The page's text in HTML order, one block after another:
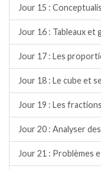
Jour 15 :
Jour 16 : Tableaux et
Jour 17 : Les
Jour 18 : Le cube et
Jour 19 : Les fractions
Jour 20 : Analyser
Jour 21 : Problèmes